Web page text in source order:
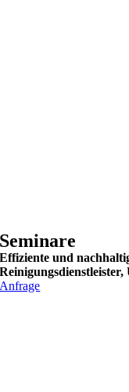
Seminare
Effiziente und
Anfrage